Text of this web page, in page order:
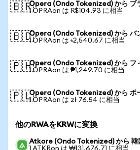
🇧🇷Opera (Ondo Tokenized) から ブ
1 OPRAon は R$104.93 に相当
🇧🇩Opera (Ondo Tokenized) から バ
1 OPRAon は ৳2,540.67 に相当
🇵🇭Opera (Ondo Tokenized) から フ
1 OPRAon は ₱1,249.70 に相当
🇵🇱Opera (Ondo Tokenized) から ポ
1 OPRAon は zł 76.54 に相当
他のRWAをKRWに変換
Atkore (Ondo Tokenized) から 韓
1 ATKRon は ₩131,676.71 に相当